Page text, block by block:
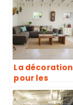
La décoration
pour les
amateurs.